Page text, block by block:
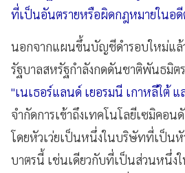
ที่เป็นอันตรายหรือผิดกฎหมายในอดี
นอกจากแผนขึ้นบัญชีดำรอบใหม่แล้ว
รัฐบาลสหรัฐกำลังกดดันชาติพันธมิตร
"เนเธอร์แลนด์ เยอรมนี เกาหลีใต้
จำกัดการเข้าถึงเทคโนโลยีเซมิคอน
โดยหัวเว่ยเป็นหนึ่งในบริษัทที่เป็นหั
บาตรนี้ เช่นเดียวกับที่เป็นส่วนหนึ่งใ